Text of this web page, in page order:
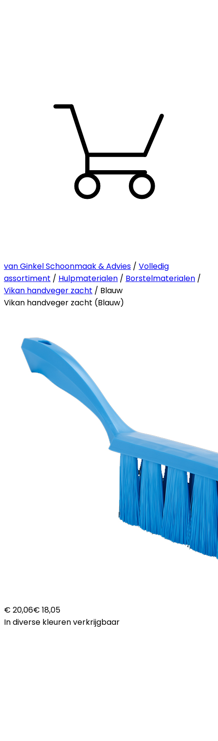
van Ginkel Schoonmaak & Advies / Volledig
assortiment / Hulpmaterialen / Borstelmaterialen /
Vikan handveger zacht / Blauw
Vikan handveger zacht (Blauw)
€ 20,06€ 18,05
In diverse kleuren verkrijgbaar